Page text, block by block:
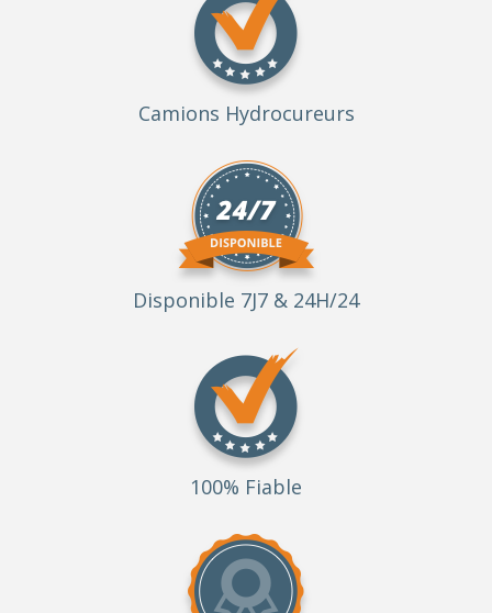
Camions Hydrocureurs
Disponible 7J7 & 24H/24
100% Fiable